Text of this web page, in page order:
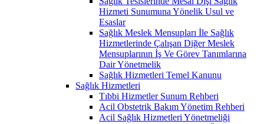
Hizmeti Sunumuna Yönelik Usul ve
Esaslar
Sağlık Meslek Mensupları İle Sağlık
Hizmetlerinde Çalışan Diğer Meslek
Mensuplarının İş Ve Görev Tanımlarına
Dair Yönetmelik
Sağlık Hizmetleri Temel Kanunu
Sağlık Hizmetleri
Tıbbi Hizmetler Sunum Rehberi
Acil Obstetrik Bakım Yönetim Rehberi
Acil Sağlık Hizmetleri Yönetmeliği